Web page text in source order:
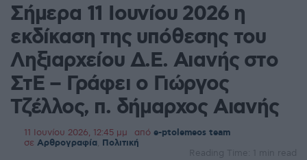
Σήμερα 11 Ιουνίου 2026 η
εκδίκαση της υπόθεσης του
Ληξιαρχείου Δ.Ε. Αιανής στο
ΣτΕ – Γράφει ο Γιώργος
Τζέλλος, π. δήμαρχος Αιανής
11 Ιουνίου 2026, 12:45 μμ από e-ptolemeos team
σε Αρθρογραφία Πολιτική
Reading Time: 1 min read